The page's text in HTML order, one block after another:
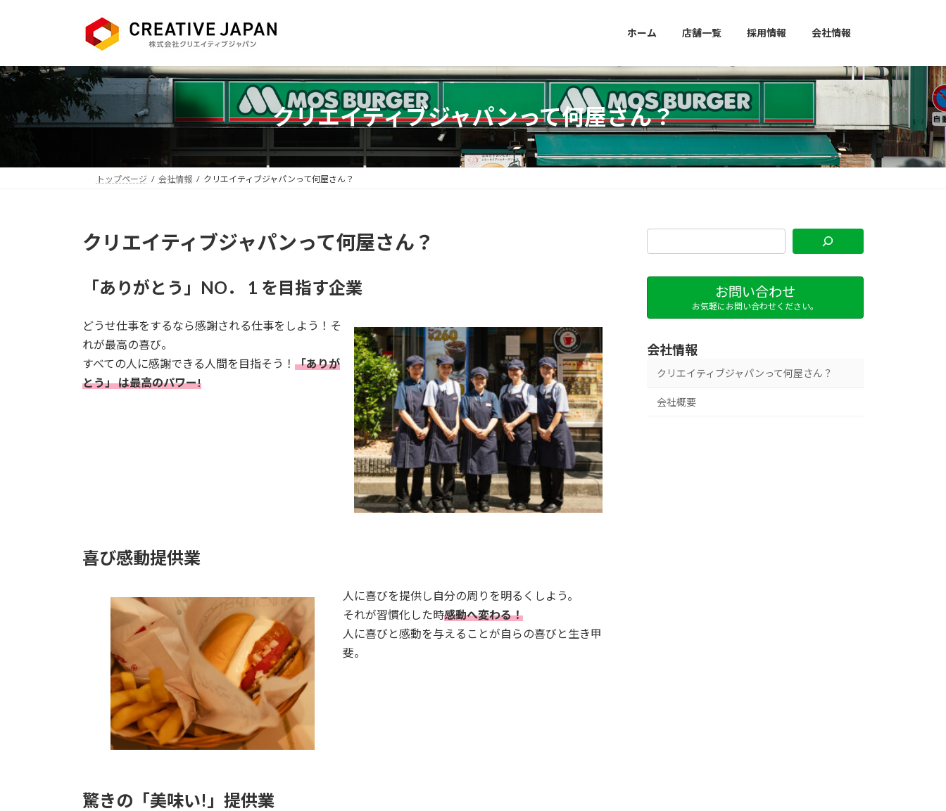
ツ
シ
ホーム 店舗一覧 採用情報 会社情報
クリエイティブジャパンって何屋さん？
トップページ 会社情報 クリエイティブジャパンって何屋さん？
クリエイティブジャパンって何屋さん？
「ありがとう」NO． 1 を目指す企業
どうせ仕事をするなら感謝される仕事をしよう！そ
れが最高の喜び。
すべての人に感謝できる人間を目指そう！ 「ありが
とう」 は最高のパワー!
喜び感動提供業
人に喜びを提供し自分の周りを明るくしよう。
それが習慣化した時感動へ変わる！
人に喜びと感動を与えることが自らの喜びと生き甲
斐。
驚きの「美味い!」提供業
お問い合わせ
お気軽にお問い合わせください。
会社情報
クリエイティブジャパンって何屋さん？
会社概要